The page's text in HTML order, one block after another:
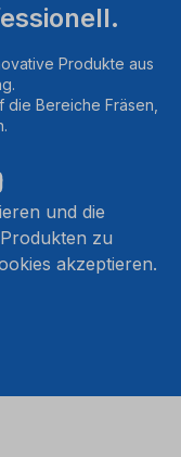
Produkte aus
Bereiche Fräsen,
und die
zu
akzeptieren.